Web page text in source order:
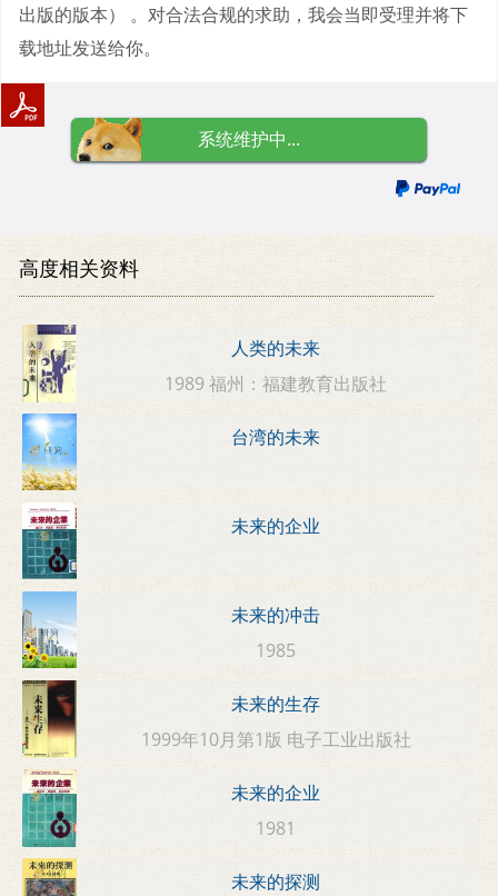
出版的版本） 。对合法合规的求助，我会当即受理并将下
载地址发送给你。
系统维护中...
高度相关资料
人类的未来
1989 福州：福建教育出版社
台湾的未来
未来的企业
未来的冲击
1985
未来的生存
1999年10月第1版 电子工业出版社
未来的企业
1981
未来的探测